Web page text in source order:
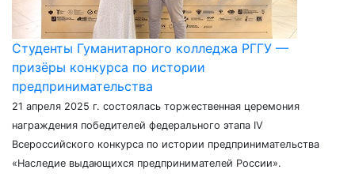
Студенты Гуманитарного колледжа РГГУ —
призёры конкурса по истории
предпринимательства
21 апреля 2025 г. состоялась торжественная церемония
награждения победителей федерального этапа IV
Всероссийского конкурса по истории предпринимательства
«Наследие выдающихся предпринимателей России».